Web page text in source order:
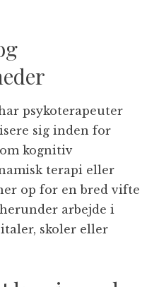
psykoterapeuter
sig inden for
kognitiv
terapi eller
op for en bred vifte
arbejde i
skoler eller